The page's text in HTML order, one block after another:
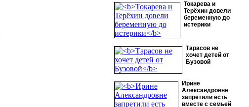
Токарева и
Терёхин довели
беременную до
истерики
Тарасов не
хочет детей от
Бузовой
Ирине
Александровне
запретили есть
вместе с семьей